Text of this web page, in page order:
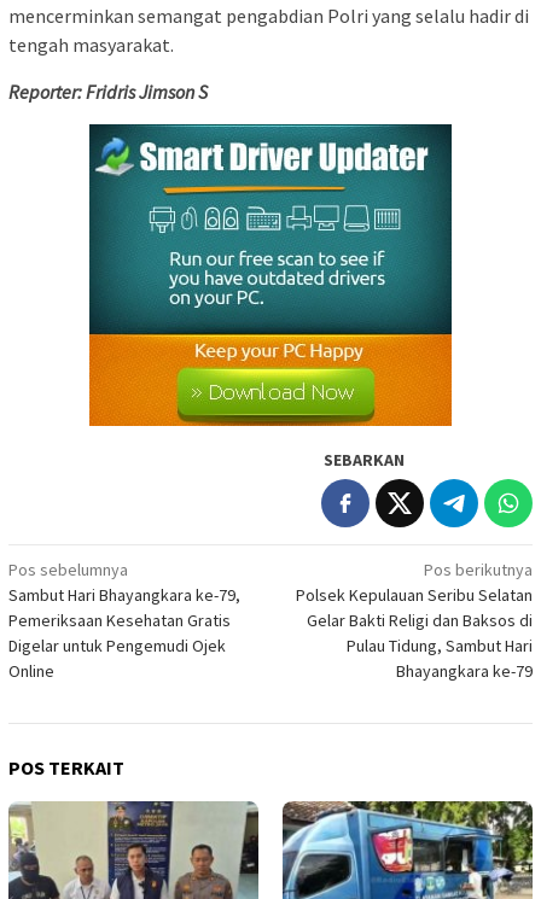
mencerminkan semangat pengabdian Polri yang selalu hadir di
tengah masyarakat.
Reporter: Fridris Jimson S
SEBARKAN
Navigasi
pos
Pos sebelumnya
Sambut Hari Bhayangkara ke-79,
Pemeriksaan Kesehatan Gratis
Digelar untuk Pengemudi Ojek
Online
Pos berikutnya
Polsek Kepulauan Seribu Selatan
Gelar Bakti Religi dan Baksos di
Pulau Tidung, Sambut Hari
Bhayangkara ke-79
POS TERKAIT